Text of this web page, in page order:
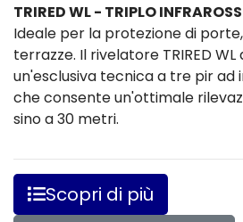
TRIRED WL - TRIPLO
Ideale per la protezione di
terrazze. Il rivelatore TRIRED
un'esclusiva tecnica a tre pir ad
che consente un'ottimale
sino a 30 metri.
Scopri di più